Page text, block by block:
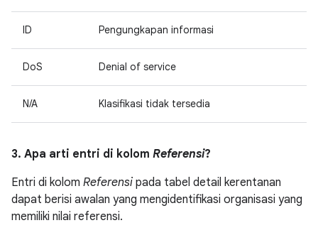
ID Pengungkapan informasi
DoS Denial of service
N/A Klasifikasi tidak tersedia
3. Apa arti entri di kolom Referensi?
Entri di kolom Referensi pada tabel detail kerentanan
dapat berisi awalan yang mengidentifikasi organisasi yang
memiliki nilai referensi.